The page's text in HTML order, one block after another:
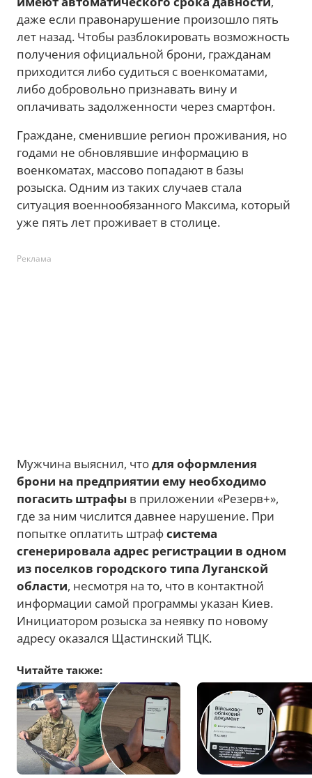
даже если правонарушение произошло пять
лет назад. Чтобы разблокировать возможность
получения официальной брони, гражданам
приходится либо судиться с военкоматами,
либо добровольно признавать вину и
оплачивать задолженности через смартфон.
Граждане, сменившие регион проживания, но
годами не обновлявшие информацию в
военкоматах, массово попадают в базы
розыска. Одним из таких случаев стала
ситуация военнообязанного Максима, который
уже пять лет проживает в столице.
Реклама
Мужчина выяснил, чтодля оформления
брони на предприятии ему необходимо
погасить штрафы в приложении «Резерв+»,
где за ним числится давнее нарушение. При
попытке оплатить штрафсистема
сгенерировала адрес регистрации в одном
из поселков городского типа Луганской
области, несмотря на то, что в контактной
информации самой программы указан Киев.
Инициатором розыска за неявку по новому
адресу оказался Щастинский ТЦК.
Читайте также: